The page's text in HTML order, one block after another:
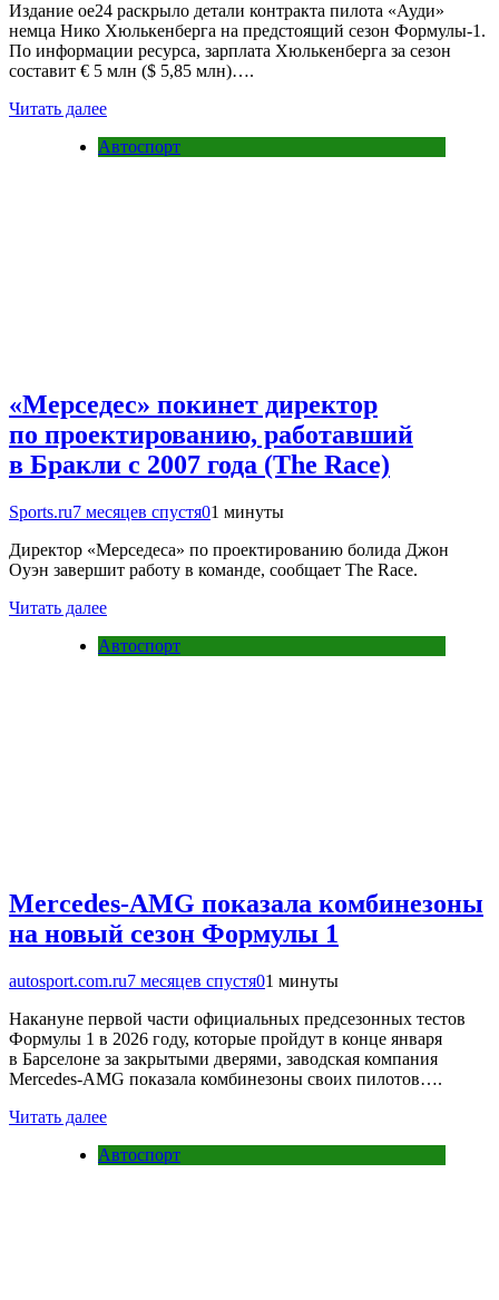
Издание oe24 раскрыло детали контракта пилота «Ауди»
немца Нико Хюлькенберга на предстоящий сезон Формулы-1.
По информации ресурса, зарплата Хюлькенберга за сезон
составит € 5 млн ($ 5,85 млн)….
Читать далее
Автоспорт
«Мерседес» покинет директор
по проектированию, работавший
в Бракли с 2007 года (The Race)
Sports.ru7 месяцев спустя01 минуты
Директор «Мерседеса» по проектированию болида Джон
Оуэн завершит работу в команде, сообщает The Race.
Читать далее
Автоспорт
Mercedes-AMG показала комбинезоны
на новый сезон Формулы 1
autosport.com.ru7 месяцев спустя01 минуты
Накануне первой части официальных предсезонных тестов
Формулы 1 в 2026 году, которые пройдут в конце января
в Барселоне за закрытыми дверями, заводская компания
Mercedes-AMG показала комбинезоны своих пилотов….
Читать далее
Автоспорт